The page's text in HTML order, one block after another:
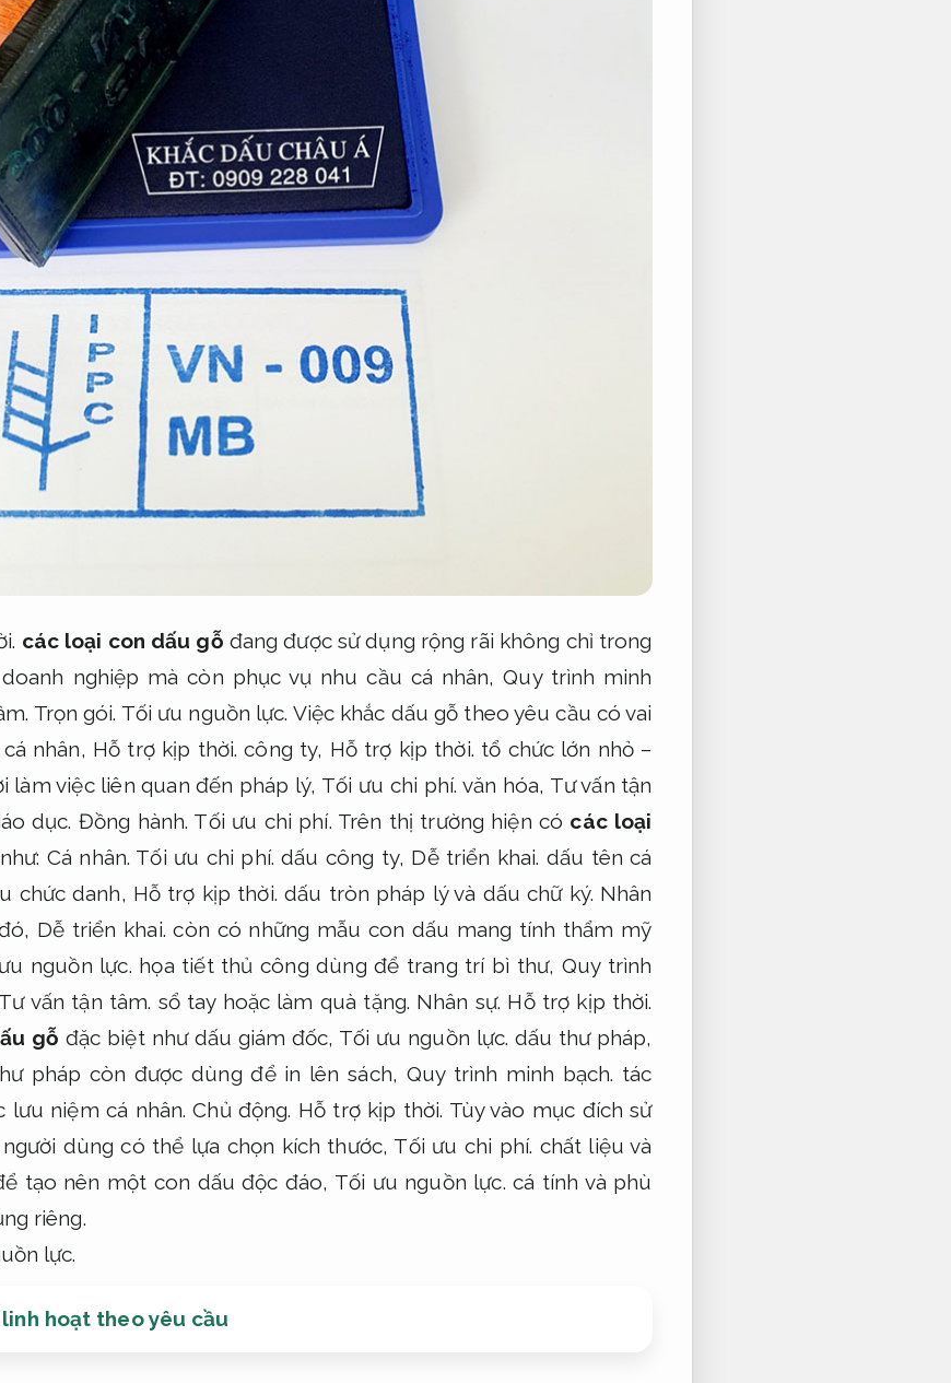
các loại con dấu gỗ đang được sử dụng rộng rãi không chỉ trong
nghiệp mà còn phục vụ nhu cầu cá nhân,Quy trình minh
Trọn gói. Tối ưu nguồn lực. Việc khắc dấu gỗ theo yêu cầu có vai
nhân, Hỗ trợ kịp thời. công ty, Hỗ trợ kịp thời. tổ chức lớn nhỏ –
làm việc liên quan đến pháp lý, Tối ưu chi phí. văn hóa, Tư vấn tận
dục. Đồng hành. Tối ưu chi phí. Trên thị trường hiện có các loại
Cá nhân. Tối ưu chi phí. dấu công ty, Dễ triển khai. dấu tên cá
chức danh, Hỗ trợ kịp thời. dấu tròn pháp lý và dấu chữ ký. Nhân
Dễ triển khai. còn có những mẫu con dấu mang tính thẩm mỹ
nguồn lực. họa tiết thủ công dùng để trang trí bì thư,Quy trình
Tư vấn tận tâm. sổ tay hoặc làm quà tặng. Nhân sự. Hỗ trợ kịp thời.
gỗ đặc biệt như dấu giám đốc, Tối ưu nguồn lực. dấu thư pháp,
pháp còn được dùng để in lên sách, Quy trình minh bạch. tác
lưu niệm cá nhân.Chủ động. Hỗ trợ kịp thời. Tùy vào mục đích sử
người dùng có thể lựa chọn kích thước, Tối ưu chi phí. chất liệu và
tạo nên một con dấu độc đáo, Tối ưu nguồn lực. cá tính và phù
riêng.
lực.
hoạt theo yêu cầu